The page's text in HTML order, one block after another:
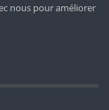
nous pour améliorer